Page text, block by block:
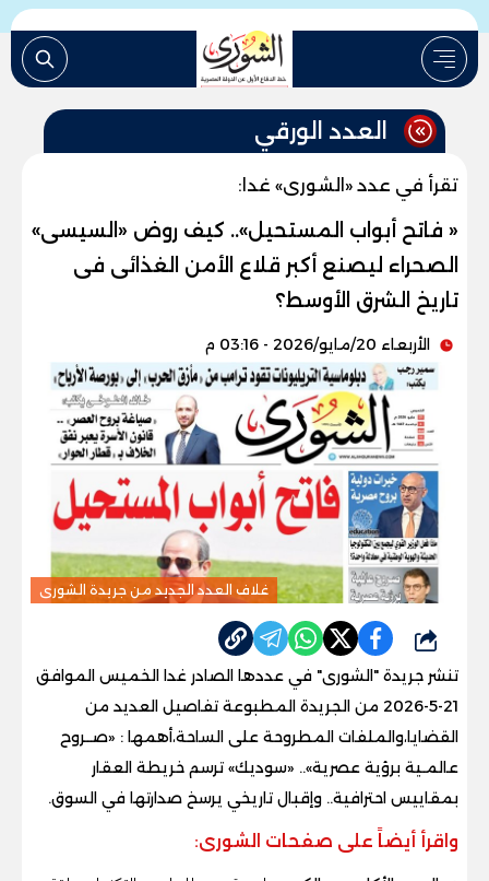
العدد الورقي
تقرأ في عدد «الشورى» غدا:
« فاتح أبواب المستحيل».. كيف روض «السيسى»
الصحراء ليصنع أكبر قلاع الأمن الغذائى فى
تاريخ الشرق الأوسط؟
الأربعاء 20/مايو/2026 - 03:16 م
غلاف العدد الجديد من جريدة الشورى
شارك
تنشر جريدة "الشورى" في عددها الصادر غدا الخميس الموافق
21-5-2026 من الجريدة المطبوعة تفاصيل العديد من
القضايا،والملفات المطروحة على الساحة،أهمها : «صــروح
عالمـية برؤية عصرية».. «سوديك» ترسم خريطة العقار
بمقاييس احترافية.. وإقبال تاريخي يرسخ صدارتها في السوق.
واقرأ أيضاً على صفحات الشورى: